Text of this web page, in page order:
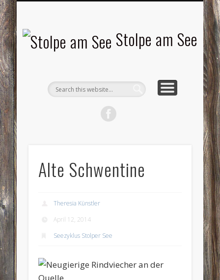
Stolpe am See
Alte Schwentine
Theresia Künstler
April 12, 2014
Seezyklus Stolper See